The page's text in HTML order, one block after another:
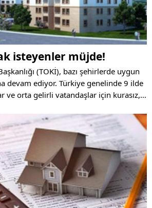
isteyenler müjde!
(TOKİ), bazı şehirlerde uygun
devam ediyor. Türkiye genelinde 9 ilde
ve orta gelirli vatandaşlar için kurasız,
bin liradan başlayıp 260 bine kadar